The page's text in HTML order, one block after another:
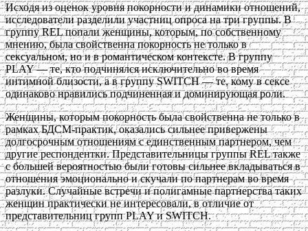
Исходя из оценок уровня покорности и динамики отношений,
исследователи разделили участниц опроса на три группы. В
группу REL попали женщины, которым, по собственному
мнению, была свойственна покорность не только в
сексуальном, но и в романтическом контексте. В группу
PLAY — те, кто подчинялся исключительно во время
интимной близости, а в группу SWITCH — те, кому в сексе
одинаково нравились подчиненная и доминирующая роли.
Женщины, которым покорность была свойственна не только в
рамках БДСМ-практик, оказались сильнее привержены
долгосрочным отношениям с единственным партнером, чем
другие респондентки. Представительницы группы REL также
с большей вероятностью были готовы сильнее вкладываться в
отношения эмоционально и скучали по партнерам во время
разлуки. Случайные встречи и полигамные партнерства таких
женщин практически не интересовали, в отличие от
представительниц групп PLAY и SWITCH.